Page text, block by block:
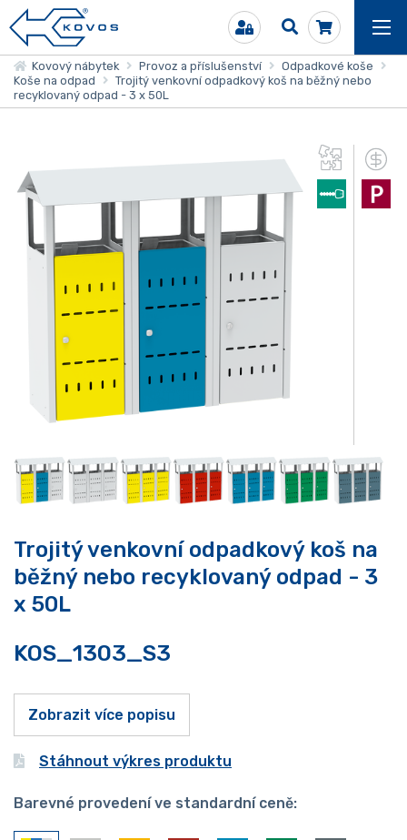
Kovový nábytek Provoz a příslušenství
Odpadkové koše
Koše na odpad
Trojitý venkovní odpadkový koš na běžný nebo
recyklovaný odpad - 3 x 50L
Trojitý venkovní odpadkový koš na
běžný nebo recyklovaný odpad - 3
x 50L
KOS_1303_S3
Zobrazit více popisu
Stáhnout výkres produktu
Barevné provedení ve standardní ceně: